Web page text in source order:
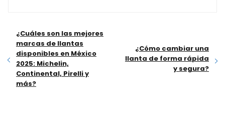
¿Cuáles son las mejores
marcas de llantas
disponibles en México
2025: Michelin,
Continental, Pirelli y
más?
¿Cómo cambiar una
llanta de forma rápida
y segura?